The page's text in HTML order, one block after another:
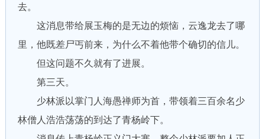
去。
这消息带给展玉梅的是无边的烦恼，云逸龙去了哪
里，他既差尸丐前来，为什么不着他带个确切的信儿。
但这问题不久就有了进展。
第三天。
少林派以掌门人海愚禅师为首，带领着三百余名少
林僧人浩浩荡荡的到达了青杨岭下。